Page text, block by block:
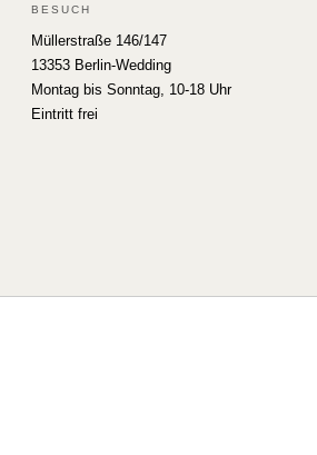
BESUCH
Müllerstraße 146/147
13353 Berlin-Wedding
Montag bis Sonntag, 10-18 Uhr
Eintritt frei